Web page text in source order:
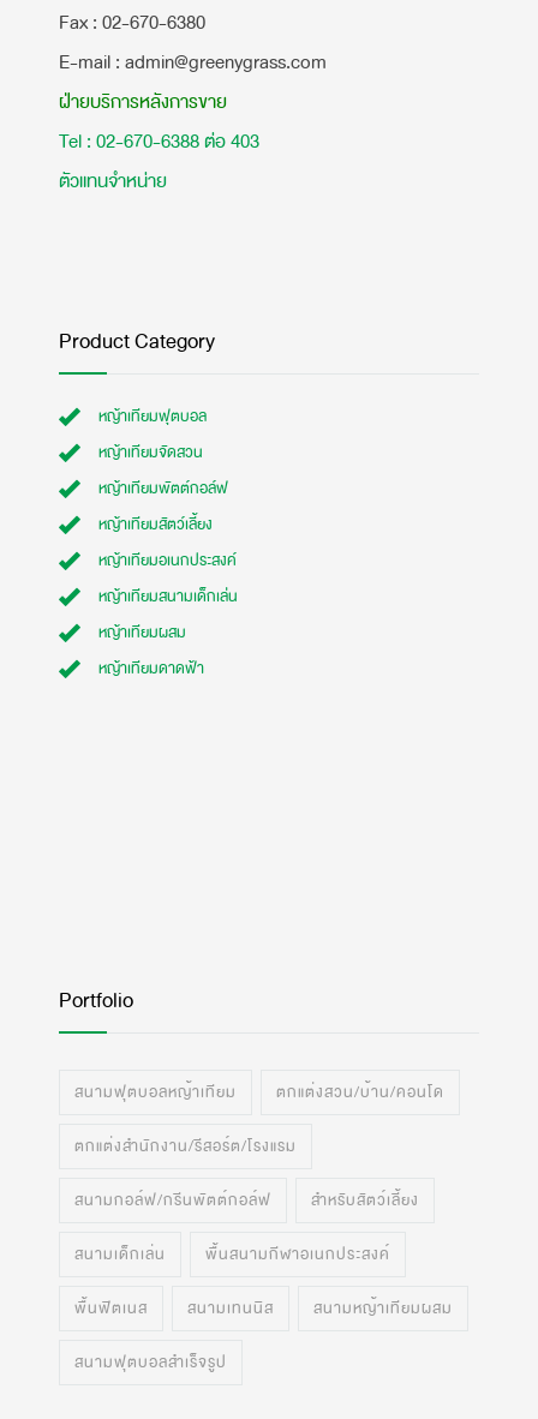
​Fax : 02-670-6380
E-mail : admin@greenygrass.com
ฝ่ายบริการหลังการขาย
Tel : 02-670-6388 ต่อ 403
ตัวแทนจำหน่าย
Product Category
หญ้าเทียมฟุตบอล
หญ้าเทียมจัดสวน
หญ้าเทียมพัตต์กอล์ฟ
หญ้าเทียมสัตว์เลี้ยง
หญ้าเทียมอเนกประสงค์
หญ้าเทียมสนามเด็กเล่น
หญ้าเทียมผสม
หญ้าเทียมดาดฟ้า
Portfolio
สนามฟุตบอลหญ้าเทียม ตกแต่งสวน/บ้าน/คอนโด
ตกแต่งสำนักงาน/รีสอร์ต/โรงแรม
สนามกอล์ฟ/กรีนพัตต์กอล์ฟ สำหรับสัตว์เลี้ยง
สนามเด็กเล่น พื้นสนามกีฬาอเนกประสงค์
พื้นฟิตเนส สนามเทนนิส สนามหญ้าเทียมผสม
สนามฟุตบอลสำเร็จรูป